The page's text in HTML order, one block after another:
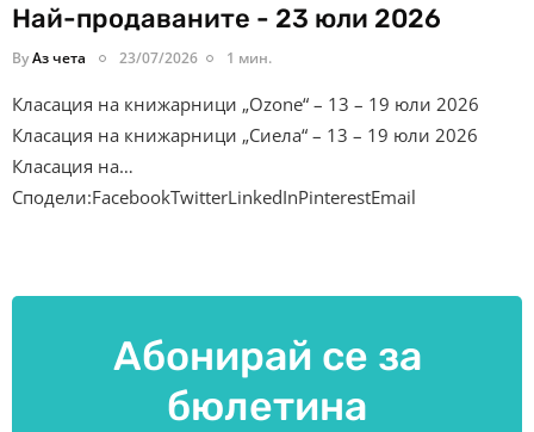
Най-продаваните - 23 юли 2026
ByАз чета 23/07/2026 1 мин.
Класация на книжарници „Ozone“ – 13 – 19 юли 2026
Класация на книжарници „Сиела“ – 13 – 19 юли 2026
Класация на…
Сподели:FacebookTwitterLinkedInPinterestEmail
Абонирай се за
бюлетина